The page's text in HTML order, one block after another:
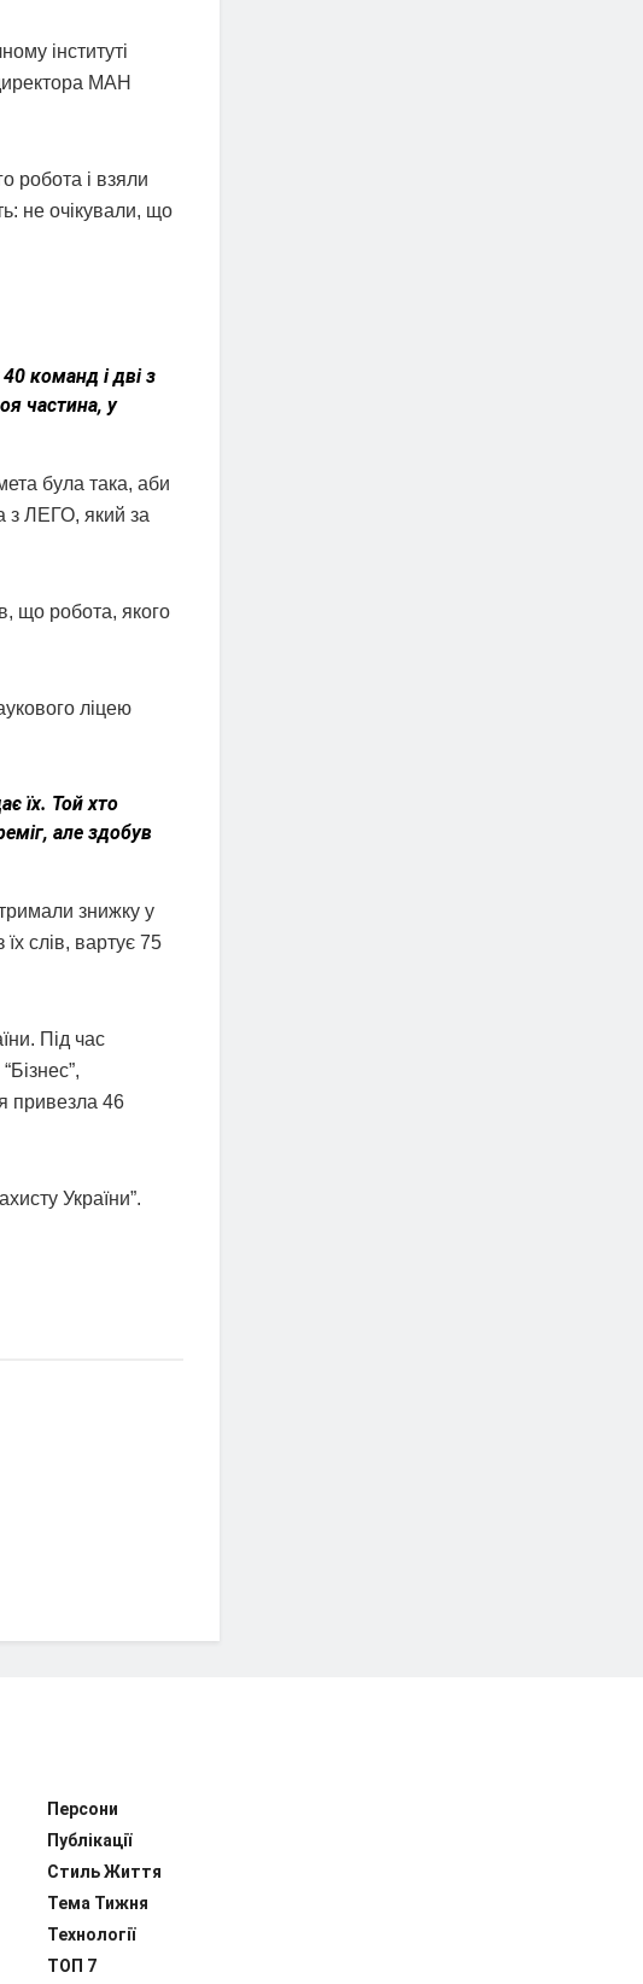
інституті
МАН
робота і взяли
не очікували, що
команд і дві з
частина, у
була така, аби
з ЛЕГО, який за
що робота, якого
ліцею
їх. Той хто
але здобув
знижку у
слів, вартує 75
Під час
привезла 46
України”.
Персони
Публікації
Стиль Життя
Тема Тижня
Технології
ТОП 7